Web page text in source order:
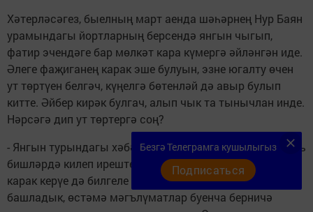
Хәтерләсәгез, быелның март аенда шәһәрнең Нур Баян
урамындагы йортларның берсендә янгын чыгып,
фатир эчендәге бар мөлкәт кара күмергә әйләнгән иде.
Әлеге фаҗиганең карак эше булуын, эзне югалту өчен
ут төртүен белгәч, күңелгә бөтенләй дә авыр булып
китте. Әйбер кирәк булгач, алып чык та тынычлан инде.
Нәрсәгә дип ут төртергә соң?
- Янгын турындагы хәбәр дежур частька иртәнге сәгать
бишләрдә килеп иреште. Тикшерү барышында фатирга
карак керүе дә билгеле булды. Эзләү эшләрен
башладык, өстәмә мәгълүматлар буенча берничә
Безгә Телеграмга кушылыгыз
Подписаться